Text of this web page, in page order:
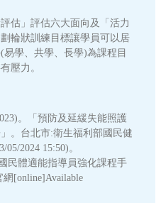
估」評估六大面向及「活力
輪狀訓練目標讓學員可以居
學、共學、長學)為課程目
壓力。
。「預防及延緩失能照護
。台北市:衛生福利部國民健
05/2024 15:50)。
民體適能指導員強化課程手
[online]Available